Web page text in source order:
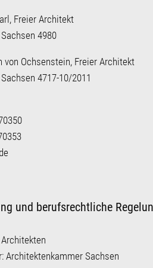
Freier Architekt
4980
von Ochsenstein, Freier Architekt
4717-10/2011
und berufsrechtliche
Architektenkammer Sachsen